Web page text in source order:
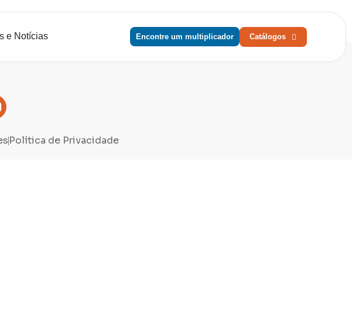
e Notícias Encontre um multiplicador Catálogos
Política de Privacidade